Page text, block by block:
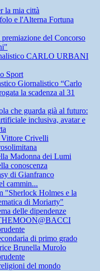
la mia città
e l'Alterna Fortuna
del Concorso
CARLO URBANI
Sport
Giornalistico “Carlo
la scadenza al 31
che guarda già al futuro:
inclusiva, avatar e
Crivelli
Madonna dei Lumi
conoscenza
di Gianfranco
cammin...
"Sherlock Holmes e la
di Moriarty"
delle dipendenze
di primo grado
Brunella Murolo
del mondo